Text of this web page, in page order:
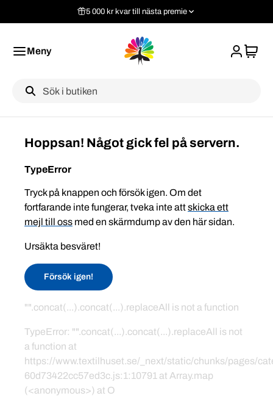
5 000 kr kvar till nästa premie
Meny
Label
Hoppsan! Något gick fel på servern.
TypeError
Tryck på knappen och försök igen. Om det
fortfarande inte fungerar, tveka inte attskicka ett
mejl till oss med en skärmdump av den här sidan.
Ursäkta besväret!
Försök igen!
"".concat(...).concat(...).replaceAll is not a function
TypeError: "".concat(...).concat(...).replaceAll is not
a function at
https://www.textilhuset.se/_next/static/chunks/pages/
60d73422cc57ed3c.js:1:10791 at Array.map
(<anonymous>) at O